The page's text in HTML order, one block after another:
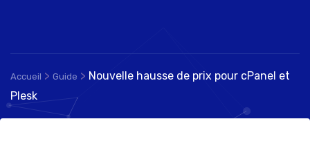
Accueil > Guide > Nouvelle hausse de prix pour cPanel et
Plesk